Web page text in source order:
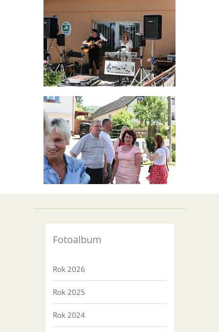
Fotoalbum
Rok 2026
Rok 2025
Rok 2024